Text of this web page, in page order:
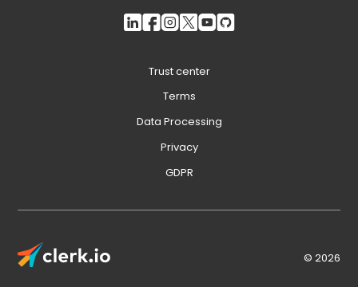
© 2026
Trust center
Terms
Data Processing
Privacy
GDPR